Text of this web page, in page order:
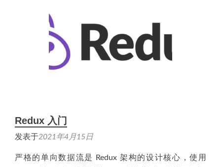
Redux 入门
发表于2021年4月15日
严格的单向数据流是 Redux 架构的设计核心，使用